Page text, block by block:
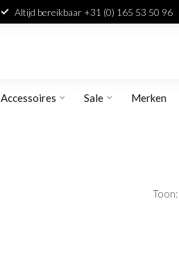
Altijd bereikbaar +31 (0) 165 53 50 96
Accessoires Sale Merken
Toon: